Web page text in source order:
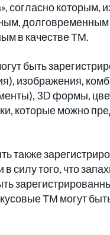
согласно которым,
долговременным
в качестве ТМ.
быть
изображения,
3D формы,
которые можно
также
силу того, что
ТМ могут